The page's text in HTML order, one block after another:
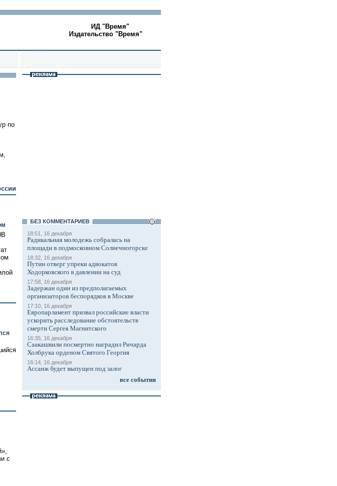
ИД "Время"
Издательство "Время"
по
с
БЕЗ КОМMЕНТАРИЕВ
18:51, 16 декабря
Радикальная молодежь собралась на
площади в подмосковном Солнечногорске
18:32, 16 декабря
Путин отверг упреки адвокатов
Ходорковского в давлении на суд
17:58, 16 декабря
Задержан один из предполагаемых
организаторов беспорядков в Москве
17:10, 16 декабря
Европарламент призвал российские власти
ускорить расследование обстоятельств
смерти Сергея Магнитского
16:35, 16 декабря
Саакашвили посмертно наградил Ричарда
Холбрука орденом Святого Георгия
16:14, 16 декабря
Ассанж будет выпущен под залог
все события